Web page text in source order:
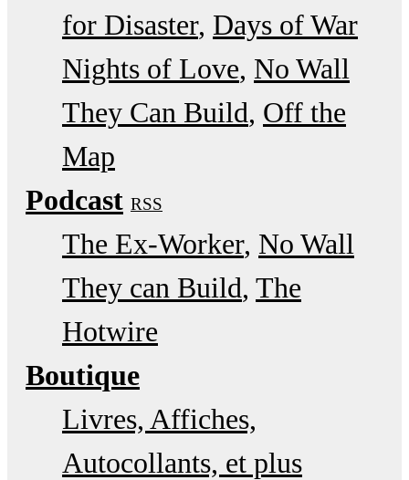
for Disaster Days of War
Nights of Love No Wall
They Can Build Off the
Map
Podcast RSS
The Ex-Worker No Wall
They can Build The
Hotwire
Boutique
Livres, Affiches,
Autocollants, et plus